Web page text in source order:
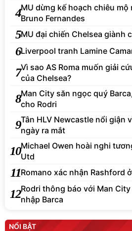
4MU dừng kế hoạch chiêu
Bruno Fernandes
5MU đại chiến Chelsea giành
6Liverpool tranh Lamine
7Vì sao AS Roma muốn giải
của Chelsea?
8Man City săn ngọc quý
cho Rodri
9Tân HLV Newcastle nổi giận
ngày ra mắt
10Michael Owen hoài nghi
Utd
11Romano xác nhận Rashford
12Rodri thông báo với Man
nhập Barca
NỔI BẬT